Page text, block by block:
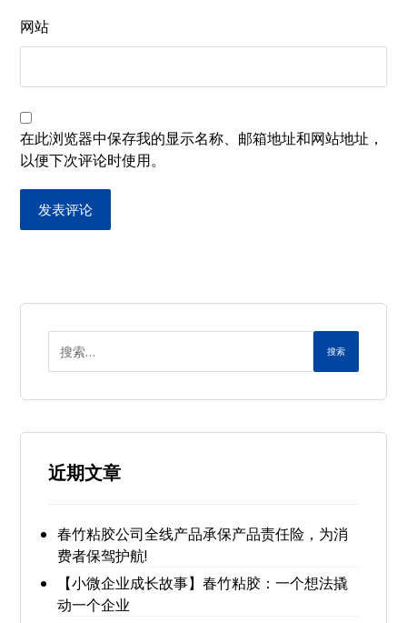
网站
在此浏览器中保存我的显示名称、邮箱地址和网站地址，
以便下次评论时使用。
发表评论
搜索
近期文章
春竹粘胶公司全线产品承保产品责任险，为消
费者保驾护航!
【小微企业成长故事】春竹粘胶：一个想法撬
动一个企业